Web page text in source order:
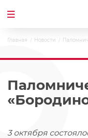
Главная Новости
3 октября